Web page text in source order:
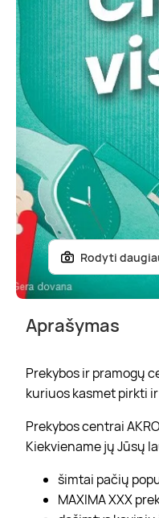
Rodyti
Aprašymas
Prekybos ir pramogų
kuriuos kasmet pirkti
Prekybos centrai
Kiekviename jų Jūsų
šimtai pačių
MAXIMA XXX